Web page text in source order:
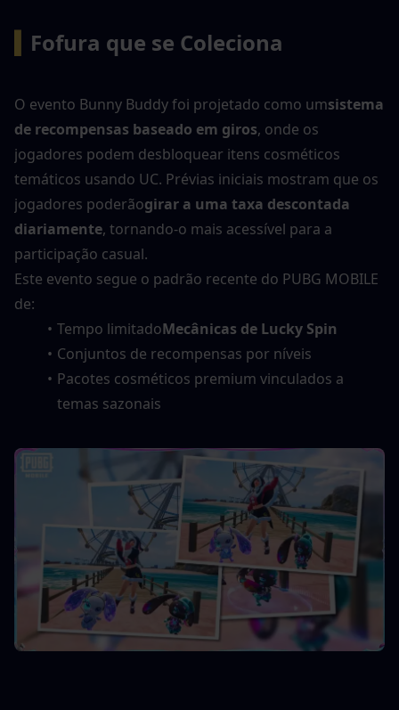
Fofura que se Coleciona
O evento Bunny Buddy foi projetado como umsistema
de recompensas baseado em giros, onde os
jogadores podem desbloquear itens cosméticos
temáticos usando UC. Prévias iniciais mostram que os
jogadores poderãogirar a uma taxa descontada
diariamente, tornando-o mais acessível para a
participação casual.
Este evento segue o padrão recente do PUBG MOBILE
de:
Tempo limitadoMecânicas de Lucky Spin
Conjuntos de recompensas por níveis
Pacotes cosméticos premium vinculados a
temas sazonais